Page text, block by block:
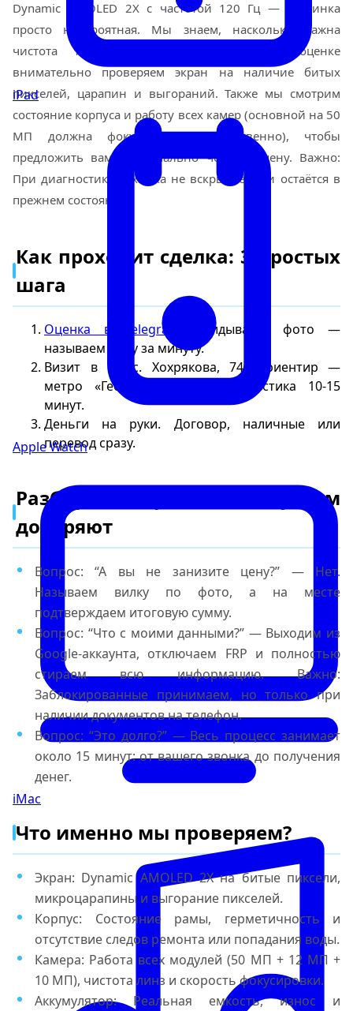
iPad
Apple Watch
iMac
Dynamic AMOLED 2X с частотой 120 Гц — картинка
просто невероятная. Мы знаем, насколько важна
чистота такой матрицы, поэтому при оценке
внимательно проверяем экран на наличие битых
пикселей, царапин и выгораний. Также мы смотрим
состояние корпуса и работу всех камер (основной на 50
МП должна фокусироваться мгновенно), чтобы
предложить вам максимально честную цену. Важно:
При диагностике техника не вскрывается и остаётся в
прежнем состоянии.
Как проходит сделка: 3 простых
шага
Оценка в Telegram
. Скидываете фото —
называем цену за минуту.
Визит в офис. Хохрякова, 74 (ориентир —
метро «Геологическая»). Диагностика 10-15
минут.
Деньги на руки. Договор, наличные или
перевод сразу.
Разбираем страхи: почему нам
доверяют
Вопрос: “А вы не занизите цену?” — Нет.
Называем вилку по фото, а на месте
подтверждаем итоговую сумму.
Вопрос: “Что с моими данными?” — Выходим из
Google-аккаунта, отключаем FRP и полностью
стираем всю информацию. Важно:
Заблокированные принимаем, но только при
наличии документов на телефон.
Вопрос: “Это долго?” — Весь процесс занимает
около 15 минут: от вашего звонка до получения
денег.
Что именно мы проверяем?
Экран: Dynamic AMOLED 2X на битые пиксели,
микроцарапины и выгорание пикселей.
Корпус: Состояние рамы, герметичность и
отсутствие следов ремонта или попадания воды.
Камера: Работа всех модулей (50 МП + 12 МП +
10 МП), чистота линз и скорость фокусировки.
Аккумулятор: Реальная емкость, износ и